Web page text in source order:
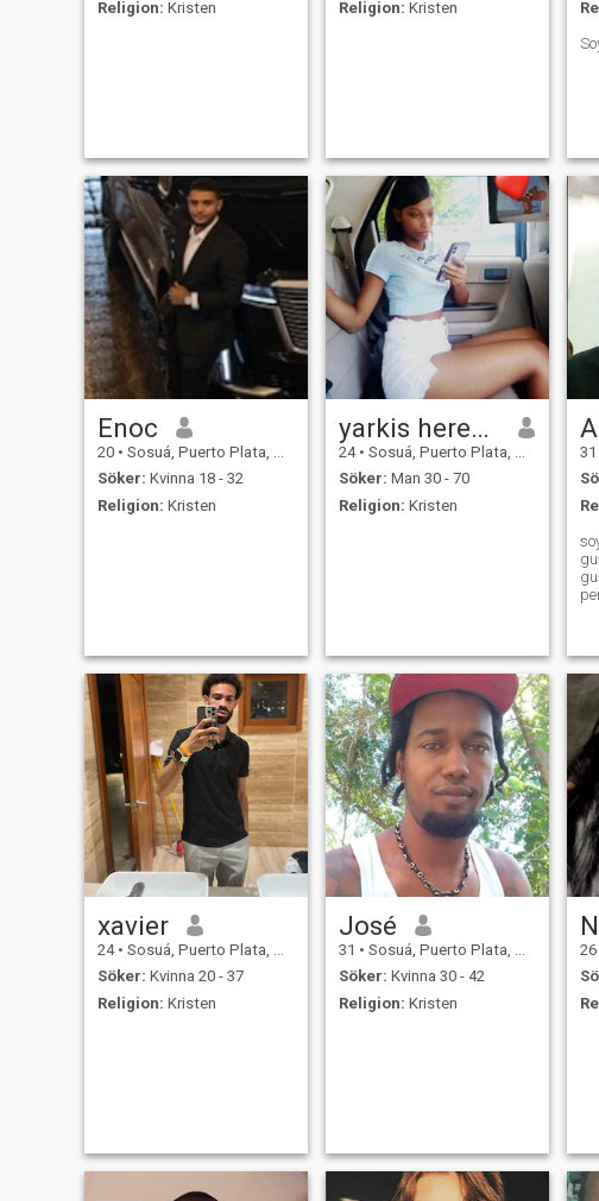
Religion: Kristen
Religion: Kristen
Enoc
20 • Sosuá, Puerto Plata, Dominikanska Rep.
Söker: Kvinna 18 - 32
Religion: Kristen
yarkis heredia
24 • Sosuá, Puerto Plata, Dominikanska Rep.
Söker: Man 30 - 70
Religion: Kristen
31
xavier
24 • Sosuá, Puerto Plata, Dominikanska Rep.
Söker: Kvinna 20 - 37
Religion: Kristen
José
31 • Sosuá, Puerto Plata, Dominikanska Rep.
Söker: Kvinna 30 - 42
Religion: Kristen
26